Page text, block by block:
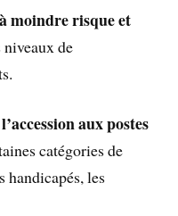
à moindre risque et
de
l’accession aux postes
catégories de
handicapés, les